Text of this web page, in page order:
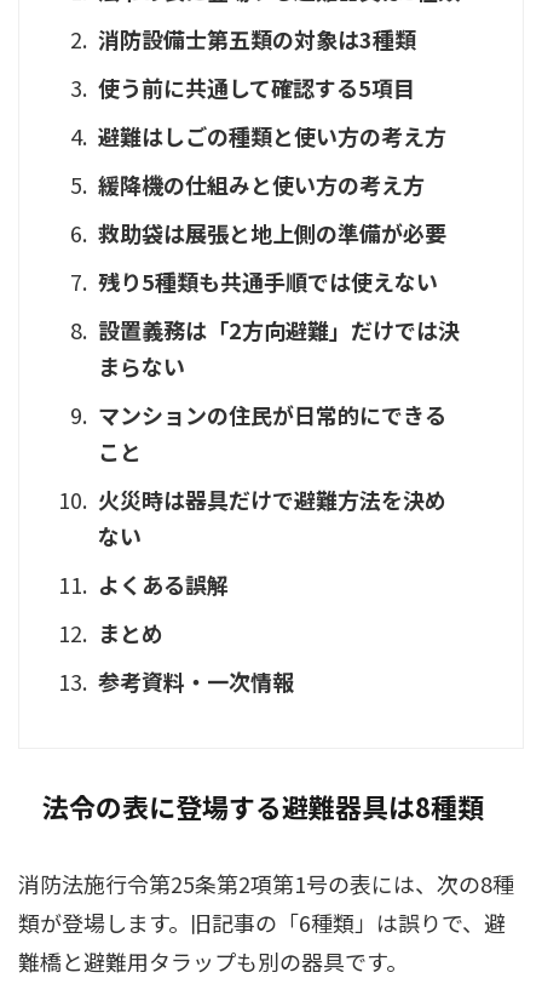
消防設備士第五類の対象は3種類
使う前に共通して確認する5項目
避難はしごの種類と使い方の考え方
緩降機の仕組みと使い方の考え方
救助袋は展張と地上側の準備が必要
残り5種類も共通手順では使えない
設置義務は「2方向避難」だけでは決
まらない
マンションの住民が日常的にできる
こと
火災時は器具だけで避難方法を決め
ない
よくある誤解
まとめ
参考資料・一次情報
法令の表に登場する避難器具は8種類
消防法施行令第25条第2項第1号の表には、次の8種
類が登場します。旧記事の「6種類」は誤りで、避
難橋と避難用タラップも別の器具です。